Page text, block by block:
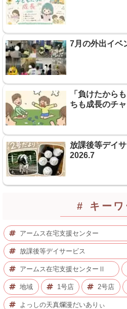
7月の外出イベ
「負けたから
ちも成長のチ
放課後等デイ
2026.7
# キーワ
アームス在宅支援センター
放課後等デイサービス
アームス在宅支援センターⅡ
地域 1号店 2号店
よっしの天真爛漫だいありぃ